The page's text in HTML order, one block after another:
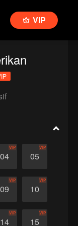
VIP
04
VIP
05
VIP
09
VIP
10
VIP
14
VIP
15
VIP